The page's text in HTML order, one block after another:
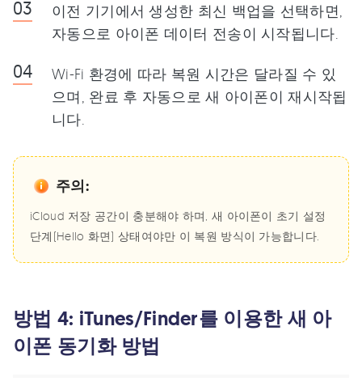
이전 기기에서 생성한 최신 백업을 선택하면,
자동으로 아이폰 데이터 전송이 시작됩니다.
Wi-Fi 환경에 따라 복원 시간은 달라질 수 있
으며, 완료 후 자동으로 새 아이폰이 재시작됩
니다.
주의:
iCloud 저장 공간이 충분해야 하며, 새 아이폰이 초기 설정
단계(Hello 화면) 상태여야만 이 복원 방식이 가능합니다.
방법 4: iTunes/Finder를 이용한 새 아
이폰 동기화 방법